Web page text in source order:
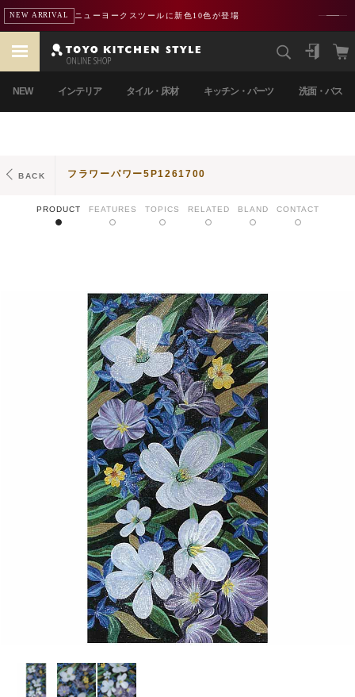
NEW ARRIVAL ニューヨークスツールに新色10色が登場
NEW インテリア タイル・床材 キッチン・パーツ 洗面・バス
BACK フラワーパワー5P1261700
PRODUCT FEATURES TOPICS RELATED BLAND CONTACT